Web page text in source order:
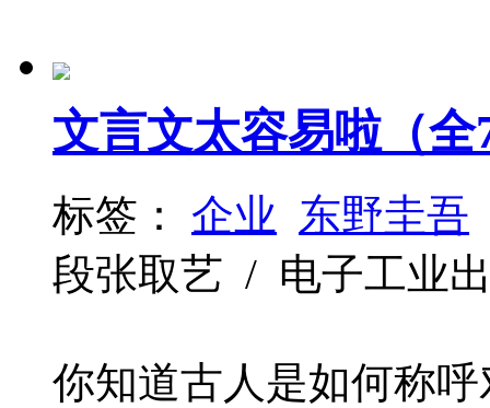
文言文太容易啦（全
标签： 企业 东野圭吾
段张取艺 / 电子工业
你知道古人是如何称